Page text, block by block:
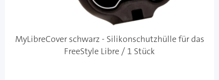
MyLibreCover schwarz - Silikonschutzhülle für das
FreeStyle Libre / 1 Stück